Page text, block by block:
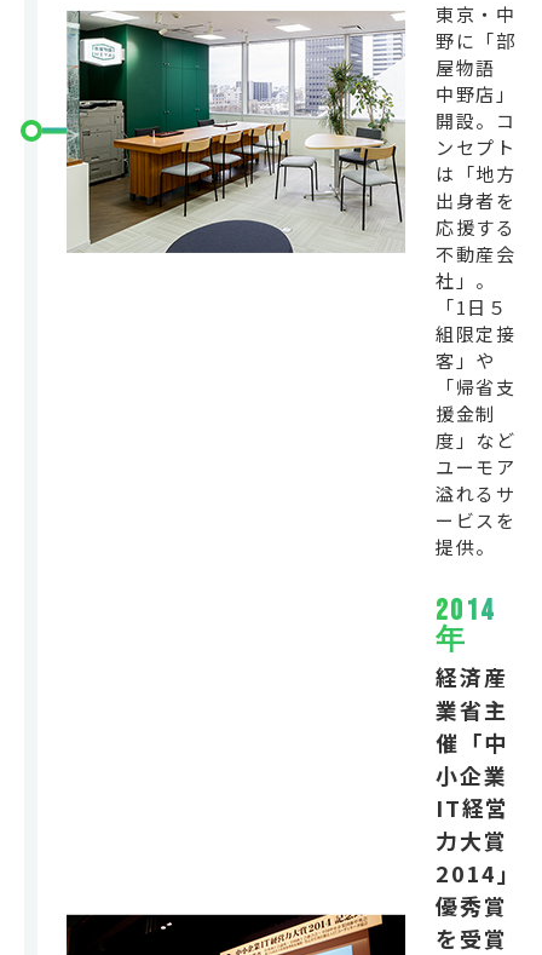
東京・中
野に「部
屋物語
中野店」
開設。コ
ンセプト
は「地方
出身者を
応援する
不動産会
社」。
「1日５
組限定接
客」や
「帰省支
援金制
度」など
ユーモア
溢れるサ
ービスを
提供。
2014
年
経済産
業省主
催「中
小企業
IT経営
力大賞
2014」
優秀賞
を受賞